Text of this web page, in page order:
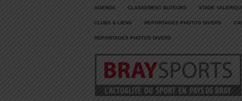
AGENDA CLASSEMENT BUTEURS STADE
CLUBS & LIENS REPORTAGES PHOTOS DIVERS
REPORTAGES PHOTOS DIVERS